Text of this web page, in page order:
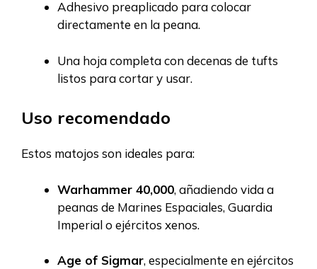
Adhesivo preaplicado para colocar
directamente en la peana.
Una hoja completa con decenas de tufts
listos para cortar y usar.
Uso recomendado
Estos matojos son ideales para:
Warhammer 40,000, añadiendo vida a
peanas de Marines Espaciales, Guardia
Imperial o ejércitos xenos.
Age of Sigmar, especialmente en ejércitos